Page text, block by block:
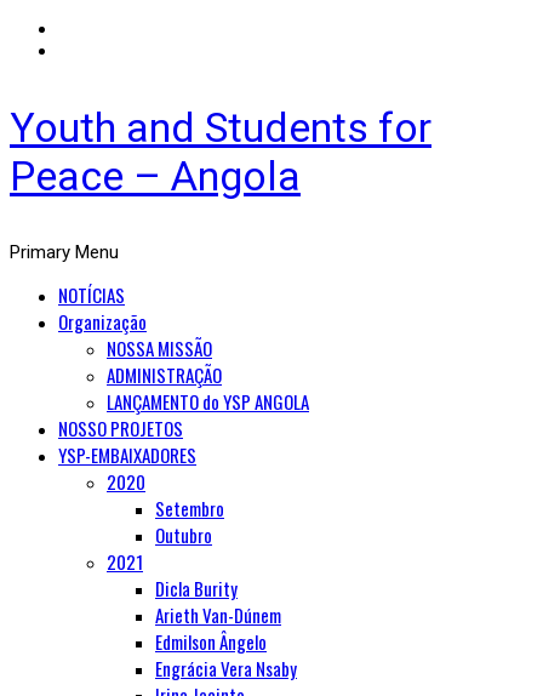
Youth and Students for
Peace – Angola
Primary Menu
NOTÍCIAS
Organização
NOSSA MISSÃO
ADMINISTRAÇÃO
LANÇAMENTO do YSP ANGOLA
NOSSO PROJETOS
YSP-EMBAIXADORES
2020
Setembro
Outubro
2021
Dicla Burity
Arieth Van-Dúnem
Edmilson Ângelo
Engrácia Vera Nsaby